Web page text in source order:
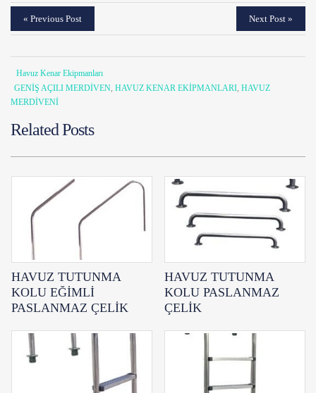
« Previous Post Next Post »
Havuz Kenar Ekipmanları
GENİŞ AÇILI MERDİVEN, HAVUZ KENAR EKİPMANLARI, HAVUZ
MERDİVENİ
Related Posts
HAVUZ TUTUNMA
KOLU EĞİMLİ
PASLANMAZ ÇELİK
HAVUZ TUTUNMA
KOLU PASLANMAZ
ÇELİK